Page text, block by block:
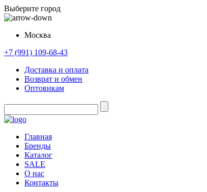
Выберите город
Москва
+7 (991) 109-68-43
Доставка и оплата
Возврат и обмен
Оптовикам
Главная
Бренды
Каталог
SALE
О нас
Контакты